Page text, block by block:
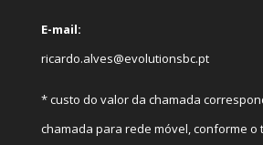
E-mail:
ricardo.alves@evolutionsbc.pt
* custo do valor da chamada
chamada para rede móvel, conforme o